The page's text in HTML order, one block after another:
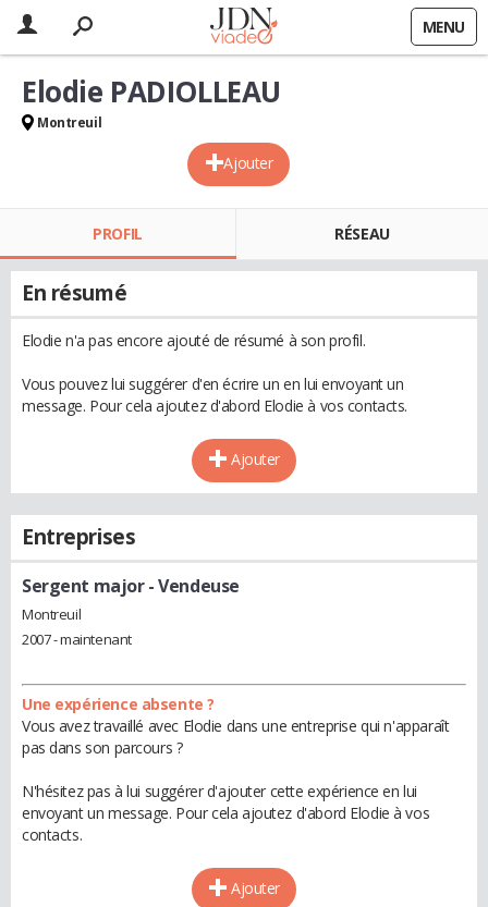
MENU
Ajouter
Elodie PADIOLLEAU
Montreuil
PROFIL RÉSEAU
En résumé
Elodie n'a pas encore ajouté de résumé à son profil.
Vous pouvez lui suggérer d'en écrire un en lui envoyant un
message. Pour cela ajoutez d'abord Elodie à vos contacts.
Ajouter
Entreprises
Sergent major- Vendeuse
Montreuil
2007 - maintenant
Une expérience absente ?
Vous avez travaillé avec Elodie dans une entreprise qui n'apparaît
pas dans son parcours ?
N'hésitez pas à lui suggérer d'ajouter cette expérience en lui
envoyant un message. Pour cela ajoutez d'abord Elodie à vos
contacts.
Ajouter